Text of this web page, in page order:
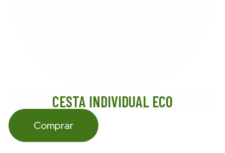
CESTA INDIVIDUAL ECO
Comprar